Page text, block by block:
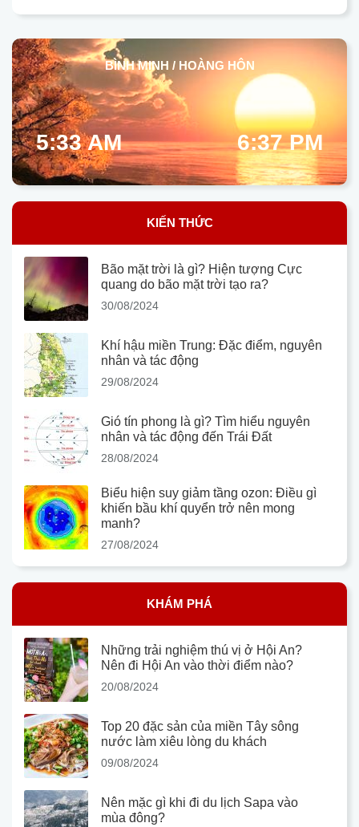
BÌNH MINH / HOÀNG HÔN
5:33 AM 6:37 PM
KIẾN THỨC
Bão mặt trời là gì? Hiện tượng Cực
quang do bão mặt trời tạo ra?
30/08/2024
Khí hậu miền Trung: Đặc điểm, nguyên
nhân và tác động
29/08/2024
Gió tín phong là gì? Tìm hiểu nguyên
nhân và tác động đến Trái Đất
28/08/2024
Biểu hiện suy giảm tầng ozon: Điều gì
khiến bầu khí quyển trở nên mong
manh?
27/08/2024
KHÁM PHÁ
Những trải nghiệm thú vị ở Hội An?
Nên đi Hội An vào thời điểm nào?
20/08/2024
Top 20 đặc sản của miền Tây sông
nước làm xiêu lòng du khách
09/08/2024
Nên mặc gì khi đi du lịch Sapa vào
mùa đông?